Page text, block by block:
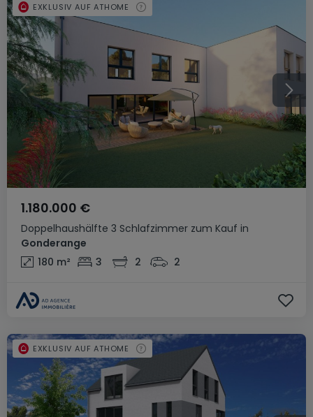
Doppelhaushälfte 3 Schlafzimmer zum Kauf in
Gonderange
1.180.000 €
180 m² 3 2 2
EXKLUSIV AUF ATHOME
EXKLUSIV AUF ATHOME